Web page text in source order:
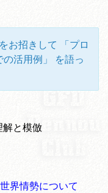
お招きして 「プロ
活用例」 を語っ
と模倣
界情勢について